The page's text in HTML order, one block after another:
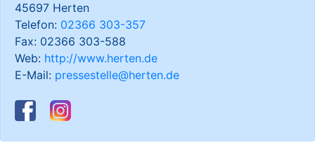
45697 Herten
Telefon: 02366 303-357
Fax: 02366 303-588
Web: http://www.herten.de
E-Mail: pressestelle@herten.de